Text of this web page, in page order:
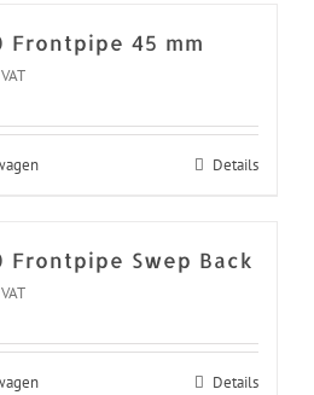
Frontpipe 45 mm
Details
Frontpipe Swep Back
Details